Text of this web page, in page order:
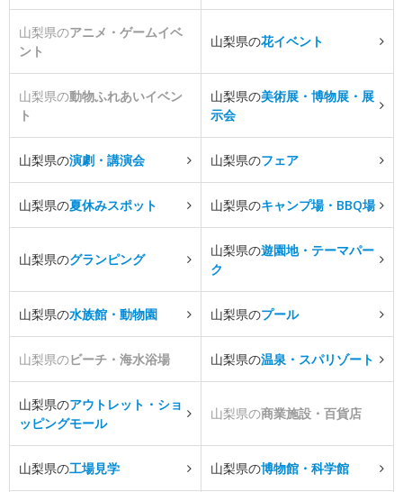
山梨県のアニメ・ゲームイベ
ント
山梨県の花イベント
山梨県の動物ふれあいイベン
ト
山梨県の美術展・博物展・展
示会
山梨県の演劇・講演会 山梨県のフェア
山梨県の夏休みスポット 山梨県のキャンプ場・BBQ場
山梨県のグランピング
山梨県の遊園地・テーマパー
ク
山梨県の水族館・動物園 山梨県のプール
山梨県のビーチ・海水浴場 山梨県の温泉・スパリゾート
山梨県のアウトレット・ショ
ッピングモール
山梨県の商業施設・百貨店
山梨県の工場見学 山梨県の博物館・科学館